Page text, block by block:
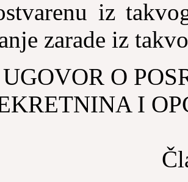
iz
zarade iz
O
I